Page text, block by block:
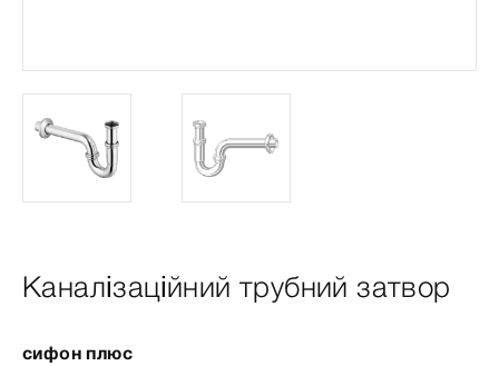
Каналізаційний трубний затвор
сифон плюс